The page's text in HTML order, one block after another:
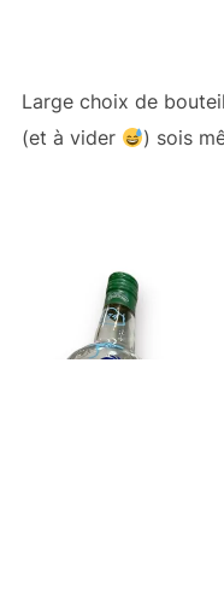
Large choix de
(et à vider
) sois